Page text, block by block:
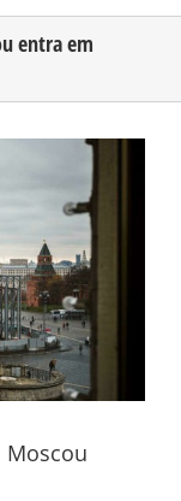
entra em